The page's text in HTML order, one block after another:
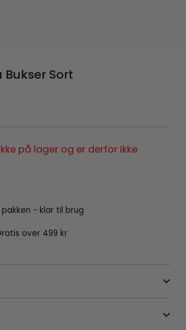
Sort
på lager og er derfor ikke
- klar til brug
over 499 kr